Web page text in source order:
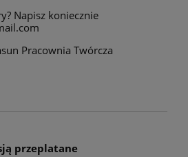
Napisz koniecznie
Pracownia Twórcza
przeplatane